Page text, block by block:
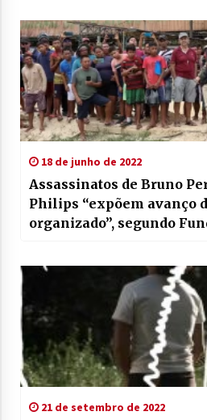
18 de junho de 2022
Assassinatos de Bruno
Philips “expõem avanço
organizado”, segundo
21 de setembro de 2022